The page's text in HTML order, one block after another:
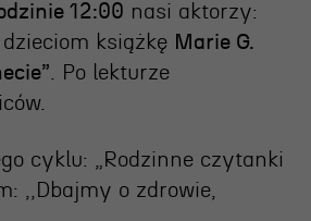
12:00 nasi aktorzy:
książkę Marie G.
. Po lekturze
cyklu: „Rodzinne czytanki
,,Dbajmy o zdrowie,